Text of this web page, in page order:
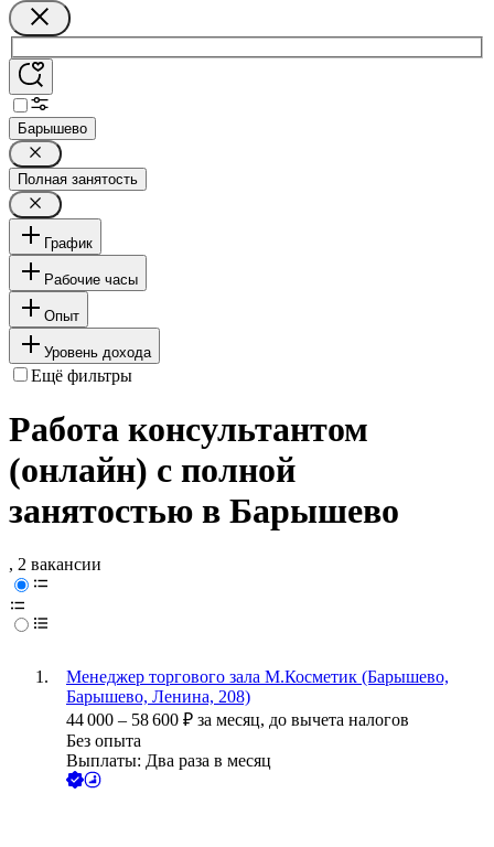
Барышево
Полная занятость
График
Рабочие часы
Опыт
Уровень дохода
Ещё фильтры
Работа консультантом
(онлайн) с полной
занятостью в Барышево
, 2 вакансии
Менеджер торгового зала М.Косметик (Барышево,
Барышево, Ленина, 208)
44 000 – 58 600 ₽ за месяц, до вычета налогов
Без опыта
Выплаты: Два раза в месяц